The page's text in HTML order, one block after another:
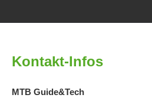
Kontakt-Infos
MTB Guide&Tech